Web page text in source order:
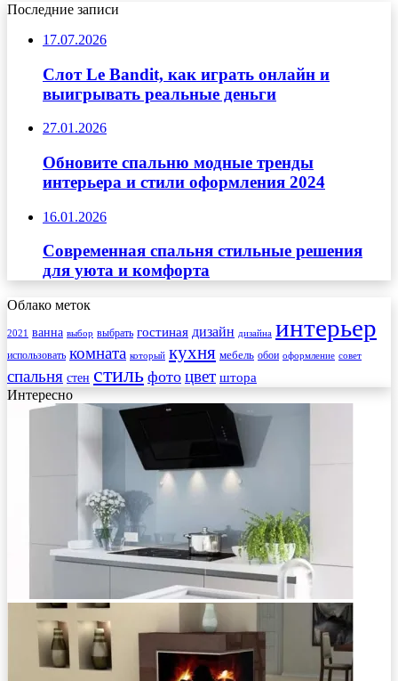
Последние записи
17.07.2026
Слот Le Bandit, как играть онлайн и
выигрывать реальные деньги
27.01.2026
Обновите спальню модные тренды
интерьера и стили оформления 2024
16.01.2026
Современная спальня стильные решения
для уюта и комфорта
Облако меток
2021 ванна выбор выбрать гостиная дизайн дизайна интерьер
использовать комната который кухня мебель обои оформление совет
спальня стен стиль фото цвет штора
Интересно